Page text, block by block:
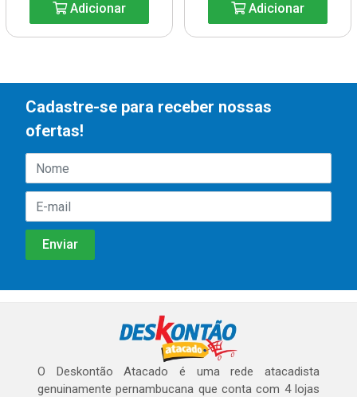
Adicionar Adicionar
Cadastre-se para receber nossas
ofertas!
O Deskontão Atacado é uma rede atacadista
genuinamente pernambucana que conta com 4 lojas